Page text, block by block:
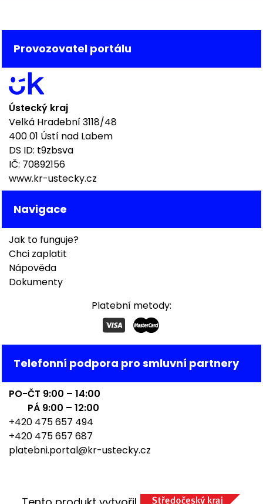
Provozovatel portálu
Ústecký kraj
Velká Hradební 3118/48
400 01 Ústí nad Labem
DS ID: t9zbsva
IČ: 70892156
www.kr-ustecky.cz
Navigace
Jak to funguje?
Chci zaplatit
Nápověda
Dokumenty
Platební metody:
Telefonní podpora pro smluvní partnery
PO-ČT 9:00 – 14:00
PÁ 9:00 – 12:00
+420 475 657 494
+420 475 657 687
platebni.portal@kr-ustecky.cz